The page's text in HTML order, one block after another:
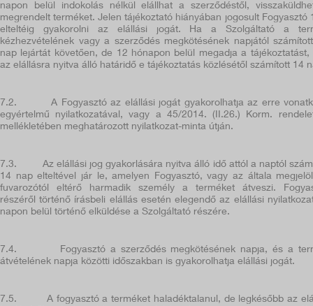
napon belül indokolás nélkül elállhat a szerződéstől,
megrendelt terméket. Jelen tájékoztató hiányában jogosult Fogyasztó
elteltéig gyakorolni az elállási jogát. Ha a Szolgáltató a
kézhezvételének vagy a szerződés megkötésének napjától
nap lejártát követően, de 12 hónapon belül megadja a tájékoztatást,
az elállásra nyitva álló határidő e tájékoztatás közlésétől számított 14
7.2.
A Fogyasztó az elállási jogát gyakorolhatja az erre
egyértelmű nyilatkozatával, vagy a 45/2014. (II.26.) Korm.
mellékletében meghatározott nyilatkozat-minta útján.
7.3.
Az elállási jog gyakorlására nyitva álló idő attól a naptól
14 nap elteltével jár le, amelyen Fogyasztó, vagy az általa
fuvarozótól eltérő harmadik személy a terméket átveszi.
részéről történő írásbeli elállás esetén elegendő az elállási
napon belül történő elküldése a Szolgáltató részére.
7.4.
Fogyasztó a szerződés megkötésének napja, és a
átvételének napja közötti időszakban is gyakorolhatja elállási jogát.
7.5.
A fogyasztó a terméket haladéktalanul, de legkésőbb az